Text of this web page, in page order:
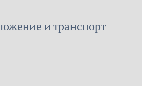
и транспорт